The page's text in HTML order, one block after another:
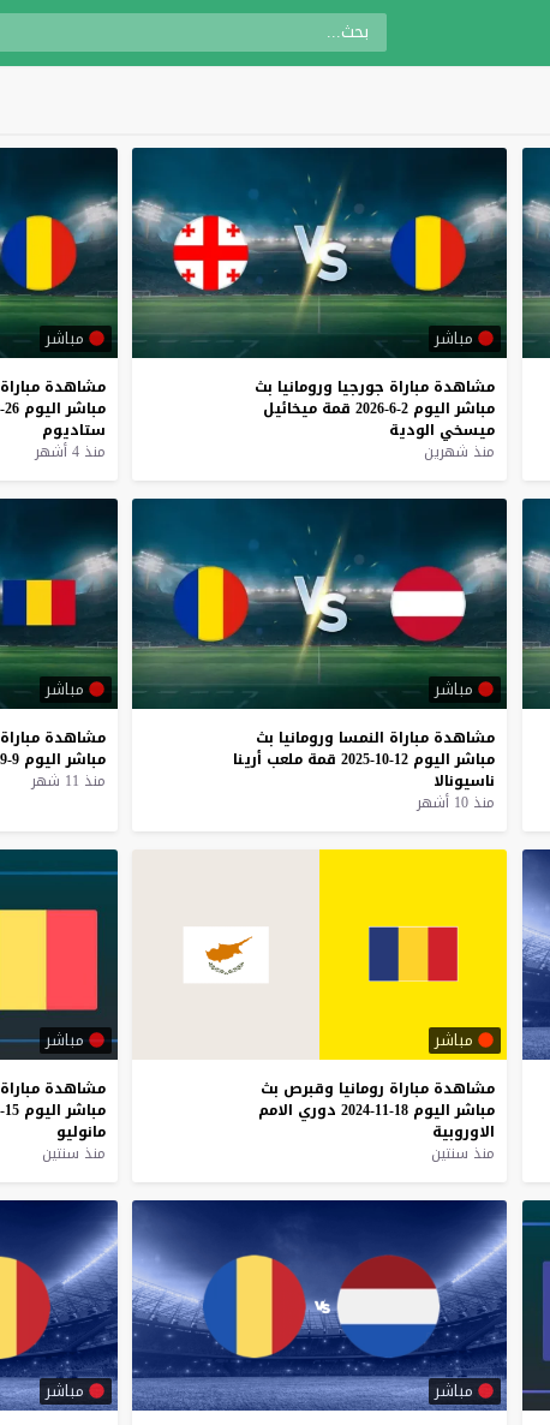
مباشر
مشاهدة مباراة جورجيا ورومانيا بث
مباشر اليوم 2-6-2026 قمة ميخائيل
ميسخي الودية
منذ شهرين
مباشر
مشاهدة مباراة
مباشر اليوم 26-3-2026
ستاديوم
منذ 4 أشهر
مباشر
مشاهدة مباراة النمسا ورومانيا بث
مباشر اليوم 12-10-2025 قمة ملعب أرينا
ناسيونالا
منذ 10 أشهر
مباشر
مشاهدة مباراة
مباشر اليوم 9-9-2025
منذ 11 شهر
مباشر
مشاهدة مباراة رومانيا وقبرص بث
مباشر اليوم 18-11-2024 دوري الامم
الاوروبية
منذ سنتين
مباشر
مشاهدة مباراة
مباشر اليوم 15-11-2024
مانوليو
منذ سنتين
مباشر مباشر